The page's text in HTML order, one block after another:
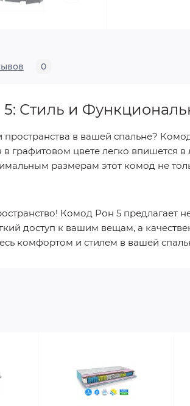
0
Стиль и
в вашей спальне?
графитовом цвете легко впишется в
размерам этот комод не
Комод Рон 5 предлагает
доступ к вашим вещам, а
комфортом и стилем в вашей